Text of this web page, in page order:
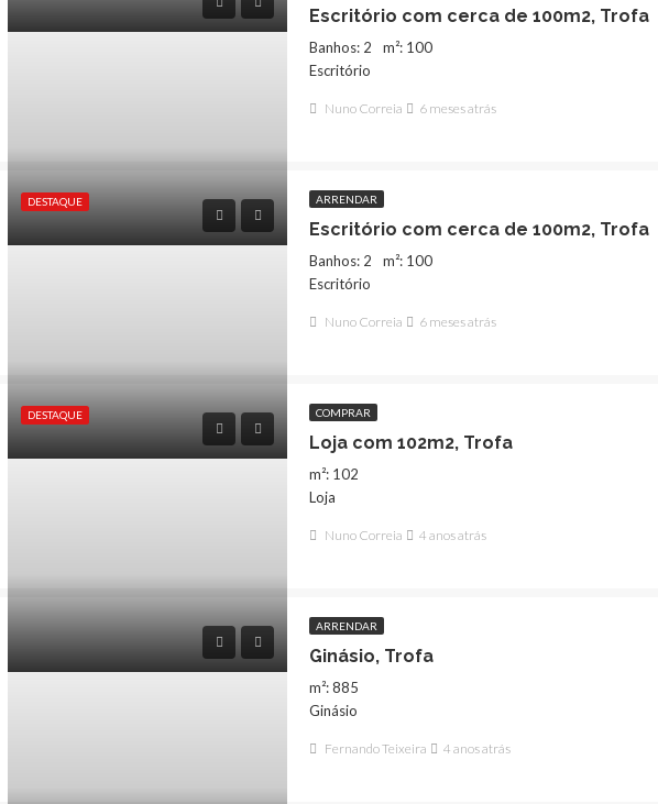
Escritório com cerca de 100m2, Trofa
Banhos: 2
m²: 100
Escritório
Nuno Correia 6 meses atrás
DESTAQUE ARRENDAR
Escritório com cerca de 100m2, Trofa
Banhos: 2
m²: 100
Escritório
Nuno Correia 6 meses atrás
DESTAQUE COMPRAR
Loja com 102m2, Trofa
m²: 102
Loja
Nuno Correia 4 anos atrás
ARRENDAR
Ginásio, Trofa
m²: 885
Ginásio
Fernando Teixeira 4 anos atrás
1,100€ 120,000€